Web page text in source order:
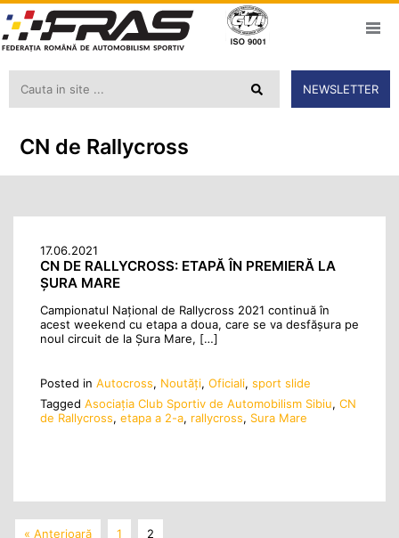
NEWSLETTER
CN de Rallycross
17.06.2021
CN DE RALLYCROSS: ETAPĂ ÎN PREMIERĂ LA
ȘURA MARE
Campionatul Național de Rallycross 2021 continuă în
acest weekend cu etapa a doua, care se va desfășura pe
noul circuit de la Șura Mare, […]
Posted in Autocross, Noutăţi, Oficiali, sport slide
Tagged Asociația Club Sportiv de Automobilism Sibiu, CN
de Rallycross, etapa a 2-a, rallycross, Sura Mare
« Anterioară 1 2